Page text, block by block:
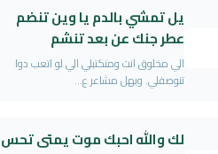
يل تمشي بالدم يا وين تنضم
عطر جنك عن بعد تنشم
الي مخلوق انت ومنكتبلي الي لو اتعب دوا
تنوصفلي. وبهل مشاعر ع...
لك والله احبك موت يمتى تحس